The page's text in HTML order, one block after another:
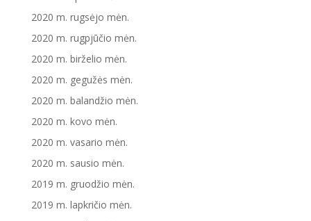
2020 m. rugsėjo mėn.
2020 m. rugpjūčio mėn.
2020 m. birželio mėn.
2020 m. gegužės mėn.
2020 m. balandžio mėn.
2020 m. kovo mėn.
2020 m. vasario mėn.
2020 m. sausio mėn.
2019 m. gruodžio mėn.
2019 m. lapkričio mėn.